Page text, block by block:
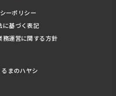
ーポリシー
に基づく表記
務運営に関する方針
まのハヤシ